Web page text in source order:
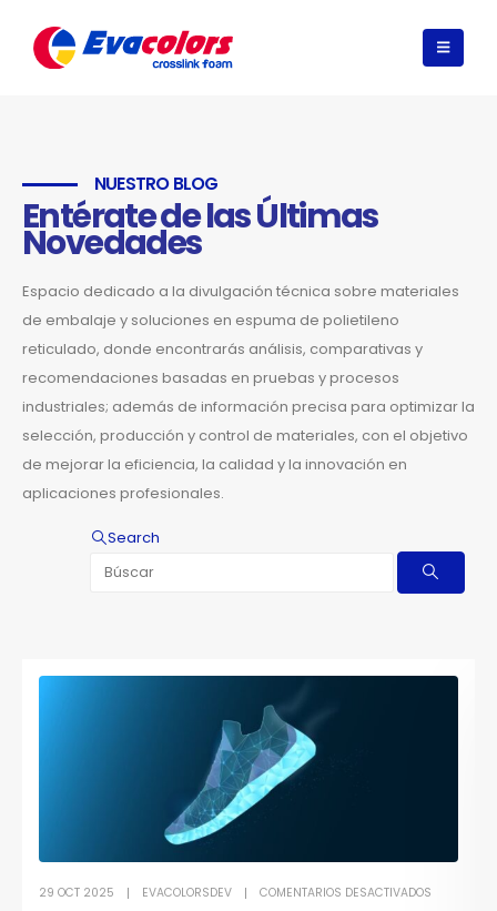
NUESTRO BLOG
Entérate de las Últimas
Novedades
Espacio dedicado a la divulgación técnica sobre materiales
de embalaje y soluciones en espuma de polietileno
reticulado, donde encontrarás análisis, comparativas y
recomendaciones basadas en pruebas y procesos
industriales; además de información precisa para optimizar la
selección, producción y control de materiales, con el objetivo
de mejorar la eficiencia, la calidad y la innovación en
aplicaciones profesionales.
Search
29 OCT 2025 EVACOLORSDEV COMENTARIOS DESACTIVADOS